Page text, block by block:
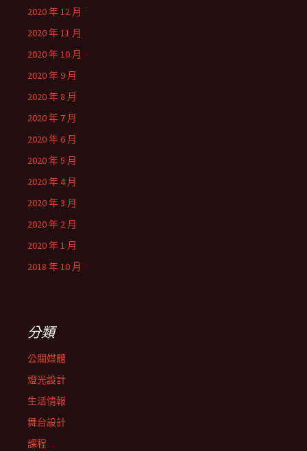
2020 年 12 月
2020 年 11 月
2020 年 10 月
2020 年 9 月
2020 年 8 月
2020 年 7 月
2020 年 6 月
2020 年 5 月
2020 年 4 月
2020 年 3 月
2020 年 2 月
2020 年 1 月
2018 年 10 月
分類
公關媒體
燈光設計
生活情報
舞台設計
課程